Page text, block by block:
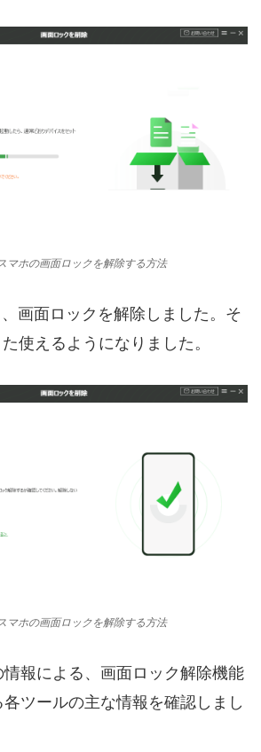
マホの画面ロックを解除する方法
画面ロックを解除しました。そ
使えるようになりました。
マホの画面ロックを解除する方法
報による、画面ロック解除機能
ツールの主な情報を確認しまし